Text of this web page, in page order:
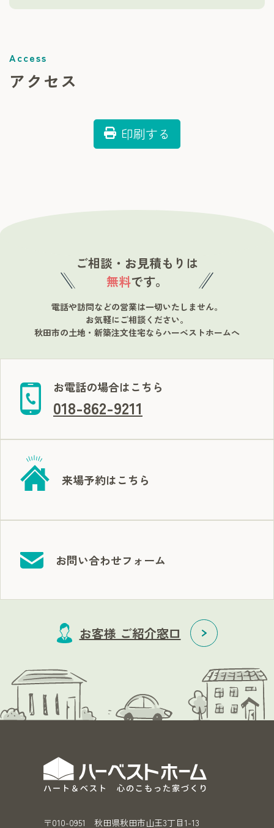
アクセス
印刷する
ご相談・お見積もりは
無料です。
電話や訪問などの営業は一切いたしません。
お気軽にご相談ください。
秋田市の土地・新築注文住宅ならハーベストホームへ
お電話の場合はこちら
018-862-9211
来場予約はこちら
お問い合わせフォーム
お客様 ご紹介窓口
〒010-0951 秋田県秋田市山王3丁目1-13